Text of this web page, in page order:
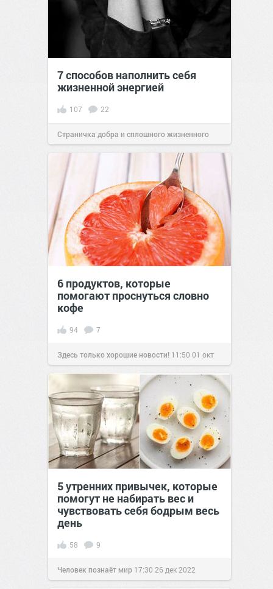
7 способов наполнить себя
жизненной энергией
107 22
Страничка добра и сплошного жизненного
позитива! 08 май 2021
6 продуктов, которые
помогают проснуться словно
кофе
94 7
Здесь только хорошие новости! 11:50 01 окт
2020
5 утренних привычек, которые
помогут не набирать вес и
чувствовать себя бодрым весь
день
58 9
Человек познаёт мир 17:30 26 дек 2022